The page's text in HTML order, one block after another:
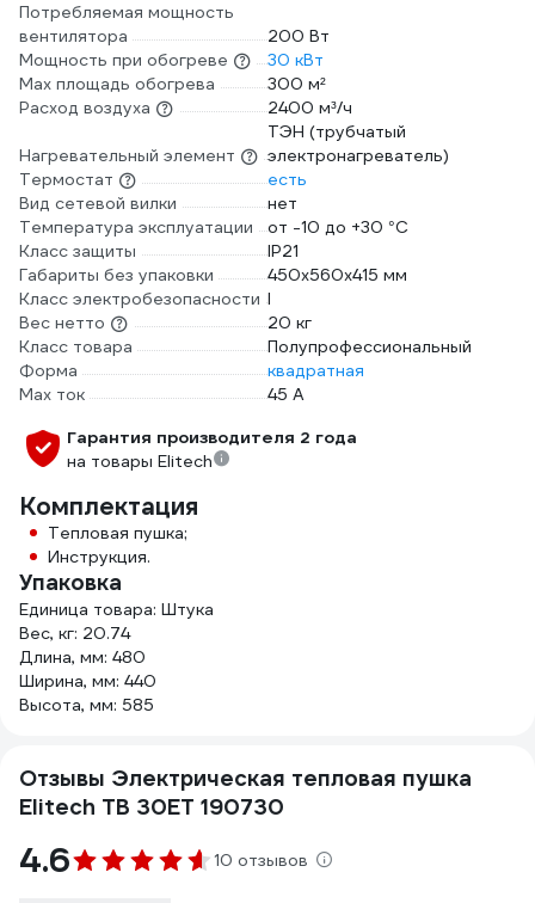
Потребляемая мощность
вентилятора
200 Вт
Мощность при обогреве
30 кВт
Max площадь обогрева
300 м²
Расход воздуха
2400 м³/ч
Нагревательный элемент
ТЭН (трубчатый
электронагреватель)
Термостат
есть
Вид сетевой вилки
нет
Температура эксплуатации
от -10 до +30 °С
Класс защиты
IP21
Габариты без упаковки
450х560х415 мм
Класс электробезопасности I
Вес нетто
20 кг
Класс товара
Полупрофессиональный
Форма
квадратная
Max ток
45 А
Гарантия производителя 2 года
на товары Elitech
Комплектация
Тепловая пушка;
Инструкция.
Упаковка
Единица товара: Штука
Вес, кг: 20.74
Длина, мм: 480
Ширина, мм: 440
Высота, мм: 585
Отзывы Электрическая тепловая пушка
Elitech ТВ 30ЕТ 190730
4.6 10 отзывов